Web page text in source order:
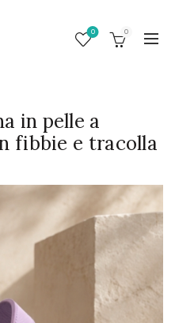
0 0
in pelle a
fibbie e tracolla